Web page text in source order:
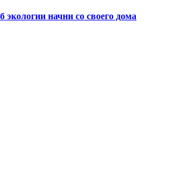
экологии начни со своего дома